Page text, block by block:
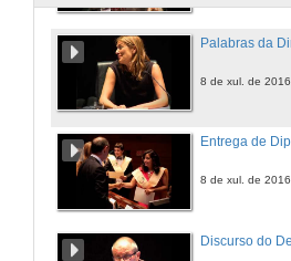
8 de xul. de 2016
8 de xul. de 2016